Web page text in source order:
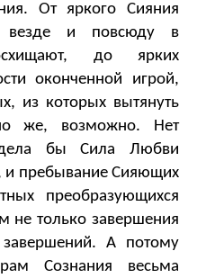
От яркого Сияния
везде и повсюду в
до ярких
оконченной игрой,
из которых вытянуть
же, возможно. Нет
бы Сила Любви
и пребывание Сияющих
преобразующихся
не только завершения
А потому
Сознания весьма